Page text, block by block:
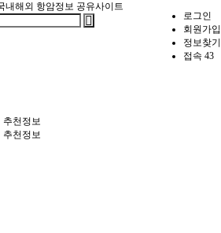
로그인
회원가입
정보찾기
접속 43
내해외 항암정보 공유사이트
추천정보
추천정보